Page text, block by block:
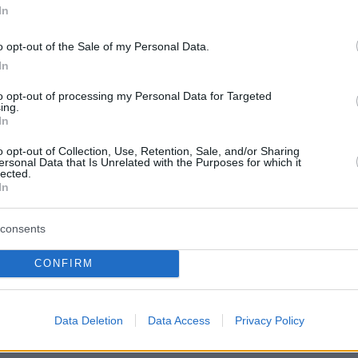
opt-out of the Sale of my Personal Data.
opt-out of processing my Personal Data for Targeted
opt-out of Collection, Use, Retention, Sale, and/or Sharing
Data that Is Unrelated with the Purposes for which it
CONFIRM
Data Deletion Data Access Privacy Policy
με ένα ιδιαίτερο χρωματικό
αλλά πιθανόν να διχάζει
θα αρέσει σε όλους, όμως δείχνει πώς μπορεί
ο χαρακτήρας ενός μοντέλου.
αλλά και ένα project που παίζει με την ιδέα
σε κάτι που κανονικά δεν την έχει.
Ειδήσειςαπό την Ελλάδα και τον Κόσμο, τη
στοProtothema.gr